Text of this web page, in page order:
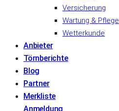
Versicherung
Wartung & Pflege
Wetterkunde
Anbieter
Törnberichte
Blog
Partner
Merkliste
Anmeldung